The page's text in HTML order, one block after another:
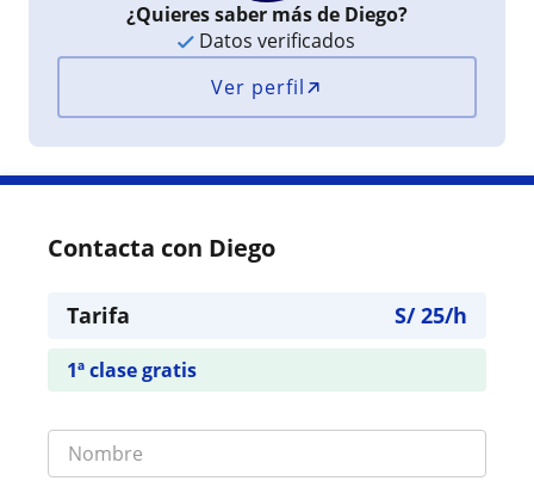
¿Quieres saber más de Diego?
Datos verificados
Ver perfil
Contacta con Diego
Tarifa S/25/h
1ª clase gratis